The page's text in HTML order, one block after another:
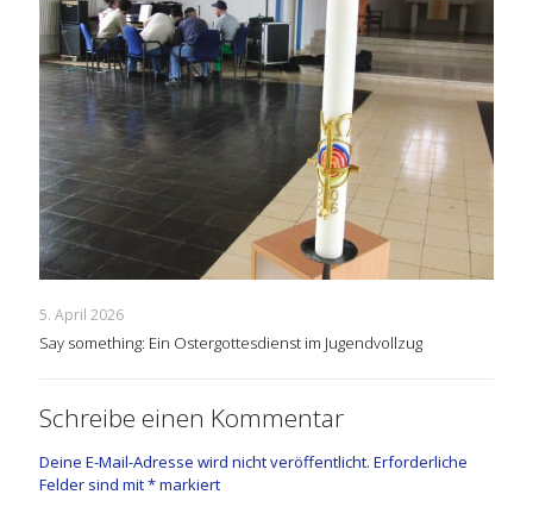
5. April 2026
Say something: Ein Ostergottesdienst im Jugendvollzug
Schreibe einen Kommentar
Deine E-Mail-Adresse wird nicht veröffentlicht. Erforderliche
Felder sind mit*markiert